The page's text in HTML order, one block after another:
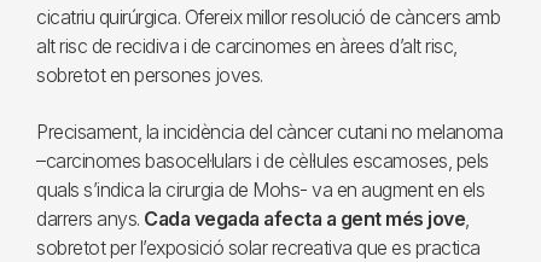
cicatriu quirúrgica. Ofereix millor resolució de càncers amb
alt risc de recidiva i de carcinomes en àrees d’alt risc,
sobretot en persones joves.
Precisament, la incidència del càncer cutani no melanoma
–carcinomes basocel·lulars i de cèl·lules escamoses, pels
quals s’indica la cirurgia de Mohs- va en augment en els
darrers anys. Cada vegada afecta a gent més jove,
sobretot per l’exposició solar recreativa que es practica